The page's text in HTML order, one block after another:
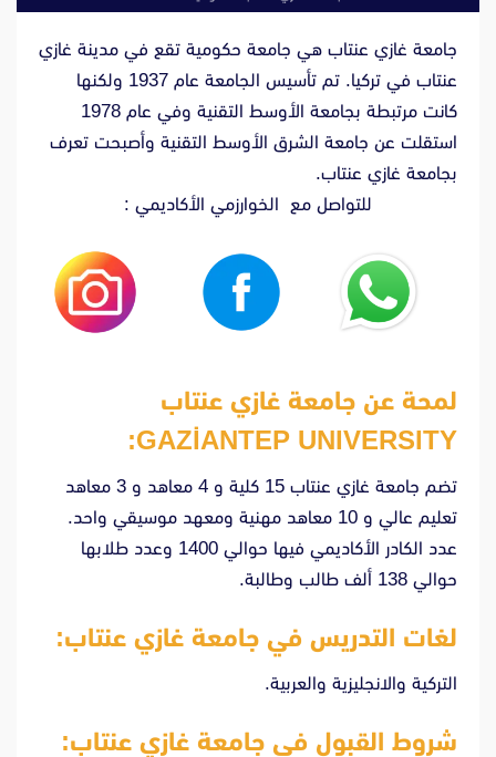
جامعة غازي عنتاب هي جامعة حكومية تقع في مدينة غازي
عنتاب في تركيا. تم تأسيس الجامعة عام 1937 ولكنها
كانت مرتبطة بجامعة الأوسط التقنية وفي عام 1978
استقلت عن جامعة الشرق الأوسط التقنية وأصبحت تعرف
بجامعة غازي عنتاب.
للتواصل مع الخوارزمي الأكاديمي :
لمحة عن جامعة غازي عنتاب
GAZİANTEP UNIVERSITY:
تضم جامعة غازي عنتاب 15 كلية و 4 معاهد و 3 معاهد
تعليم عالي و 10 معاهد مهنية ومعهد موسيقي واحد.
عدد الكادر الأكاديمي فيها حوالي 1400 وعدد طلابها
حوالي 138 ألف طالب وطالبة.
لغات التدريس في جامعة غازي عنتاب:
التركية والانجليزية والعربية.
شروط القبول في جامعة غازي عنتاب: